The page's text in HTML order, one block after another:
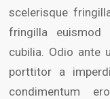
scelerisque
fringilla euismod
cubilia. Odio ante
porttitor a
condimentum